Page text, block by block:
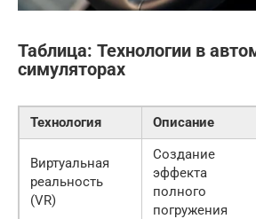
Таблица: Технологии в
симуляторах
Технология Описание
Виртуальная
реальность
(VR)
Создание
эффекта
полного
погружения